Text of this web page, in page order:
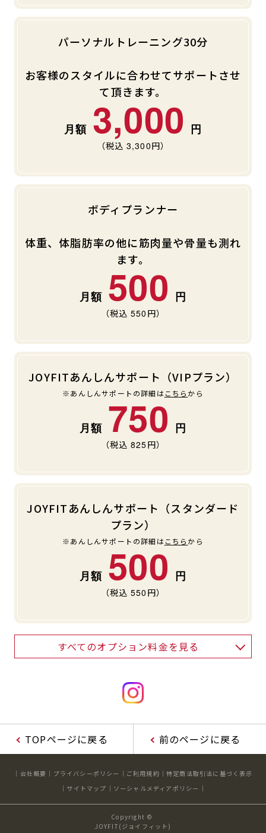
パーソナルトレーニング30分
お客様のスタイルに合わせてサポートさせ
て頂きます。
3,000
（税込 3,300円）
ボディプランナー
体重、体脂肪率の他に筋肉量や骨量も測れ
ます。
500
（税込 550 円）
JOYFITあんしんサポート（VIPプラン）
※あんしんサポートの詳細はこちら から
750
（税込 825円）
JOYFITあんしんサポート（スタンダード
プラン）
※あんしんサポートの詳細はこちら から
500
（税込 550 円）
すべてのオプション料金を見る
TOPページに戻る 前のページに戻る
会社概要 プライバシーポリシー ご利用規約
特定商法取引法に基づく表示
サイトマップ
ソーシャルメディアポリシー
Copyright ©
JOYFIT(ジョイフィット)